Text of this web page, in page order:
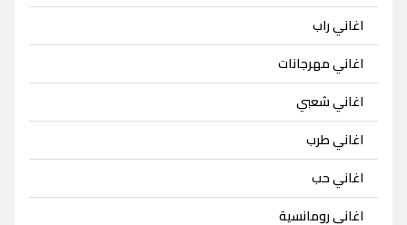
اغاني راب
اغاني مهرجانات
اغاني شعبي
اغاني طرب
اغاني حب
اغاني رومانسية